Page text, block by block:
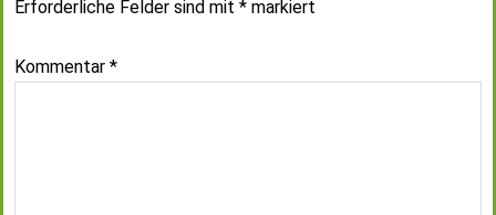
Erforderliche Felder sind mit * markiert
Kommentar *